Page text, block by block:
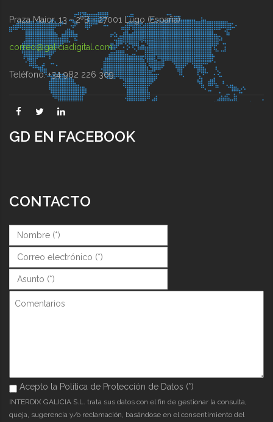
Praza Maior, 13 - 2ºB - 27001 Lugo (España)
correo@galiciadigital.com
Teléfono: +34 982 226 309
GD EN FACEBOOK
CONTACTO
Nombre (*)*
Correo (*)*
Asunto (*)*
Comentarios
Acepto la Política de Protección de Datos (*)
Acepto la Política de Protección de Datos (*)
INTERDIX GALICIA S.L. trata sus datos con el fin de gestionar la consulta,
queja, sugerencia y/o reclamación, basándose en el consentimiento del